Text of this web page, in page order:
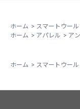
ホーム > スマートウール
ホーム > アパレル > ア
ホーム > スマートウール